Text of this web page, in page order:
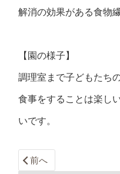
解消の効果がある食物
【園の様子】
調理室まで子どもたち
食事をすることは楽し
いです。
前へ